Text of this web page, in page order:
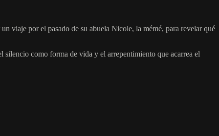
viaje por el pasado de su abuela Nicole, la mémé, para revelar qué
como forma de vida y el arrepentimiento que acarrea el